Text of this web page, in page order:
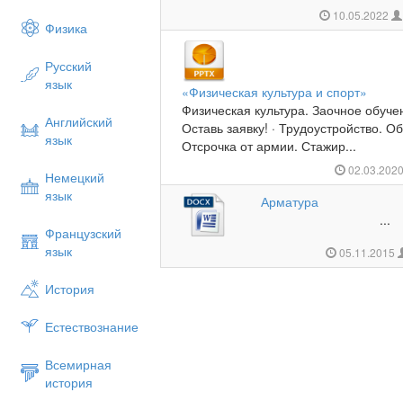
Физика
Русский
язык
Английский
язык
Немецкий
язык
Французский
язык
История
Естествознание
Всемирная
история
10.05.2022
«Физическая культура и спорт»
Физическая культура. Заочное
Оставь заявку! · Трудоустройство.
Отсрочка от армии. Стажир...
Арматура
...
05.11.2015